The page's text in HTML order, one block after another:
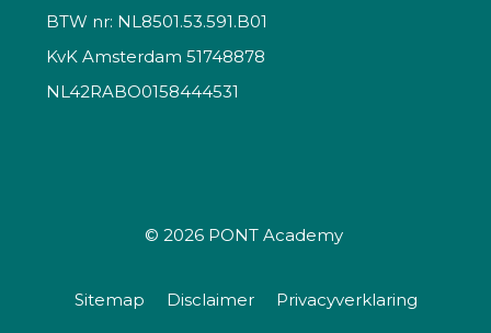
BTW nr: NL8501.53.591.B01
KvK Amsterdam 51748878
NL42RABO0158444531
© 2026 PONT Academy
Sitemap Disclaimer Privacyverklaring